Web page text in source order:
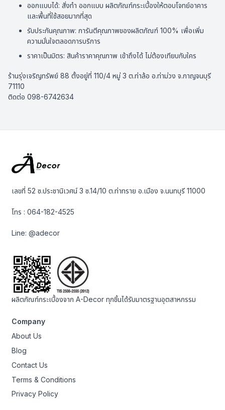
ออกแบบได้: สั่งทำ ออกแบบ ผลิตภัณฑ์กระเบื้องให้ตอบโจทย์อาคาร
และพื้นที่ใช้สอยมากที่สุด
รับประกันคุณภาพ: การันตีคุณภาพของผลิตภัณฑ์ 100% เพื่อเพิ่ม
ความมั่นใจตลอดการบริการ
ราคาเป็นมิตร: สินค้าราคาคุณภาพ เข้าถึงได้ ไม่ต้องเทียบกับใคร
ร้านรุ่งเจริญทรัพย์ 88 ตั้งอยู่ที่ 110/4 หมู่ 3 ต.ท่าล้อ อ.ท่าม่วง จ.กาญจนบุรี
71110
ติดต่อ 098-6742634
เลขที่ 52 ซ.ประชานิเวศน์ 3 ซ.14/10 ต.ท่าทราย อ.เมือง จ.นนทบุรี 11000
โทร :064-182-4525
Line:@adecor
ผลิตภัณฑ์กระเบื้องจาก A-Decor ทุกชิ้นได้รับมาตรฐานอุตสาหกรรม
Company
About Us
Blog
Contact Us
Terms & Conditions
Privacy Policy